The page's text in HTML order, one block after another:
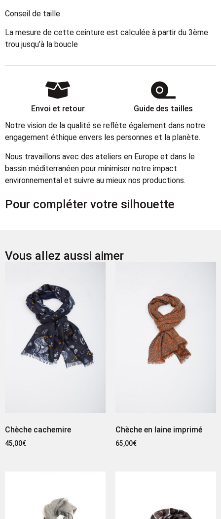
Conseil de taille :
La mesure de cette ceinture est calculée à partir du 3ème
trou jusqu’à la boucle
Envoi et retour
Guide des tailles
Notre vision de la qualité se reflète également dans notre
engagement éthique envers les personnes et la planète.
Nous travaillons avec des ateliers en Europe et dans le
bassin méditerranéen pour minimiser notre impact
environnemental et suivre au mieux nos productions.
Pour compléter votre silhouette
Vous allez aussi aimer
Chèche cachemire
45,00€
Chèche en laine imprimé
65,00€